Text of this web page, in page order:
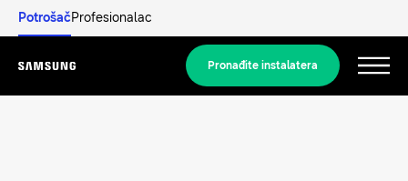
PotrošačProfesionalac
Menu
Pronađite instalatera